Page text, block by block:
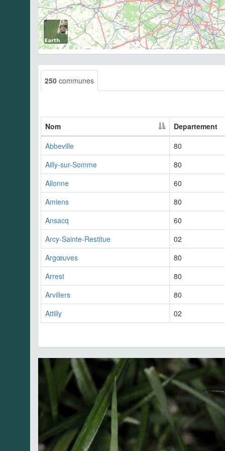
250 communes
Nom
Departement
Abbeville
80
Ailly-sur-Somme
80
Allonne
60
Amiens
80
Ansacq
60
Arcy-Sainte-Restitue
02
Argœuves
80
Arrest
80
Arvillers
80
Attilly
02